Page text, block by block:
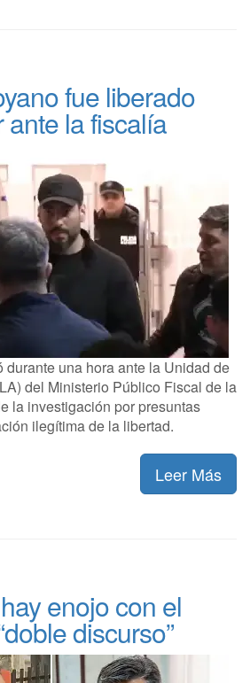
fue liberado
la fiscalía
durante una hora ante la Unidad de
del Ministerio Público Fiscal de la
la investigación por presuntas
ilegítima de la libertad.
Leer Más
enojo con el
discurso”